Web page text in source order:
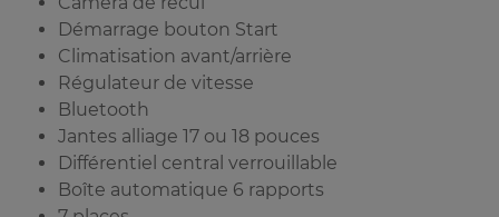
Démarrage bouton Start
Climatisation avant/arrière
Régulateur de vitesse
Bluetooth
Jantes alliage 17 ou 18 pouces
Différentiel central verrouillable
Boîte automatique 6 rapports